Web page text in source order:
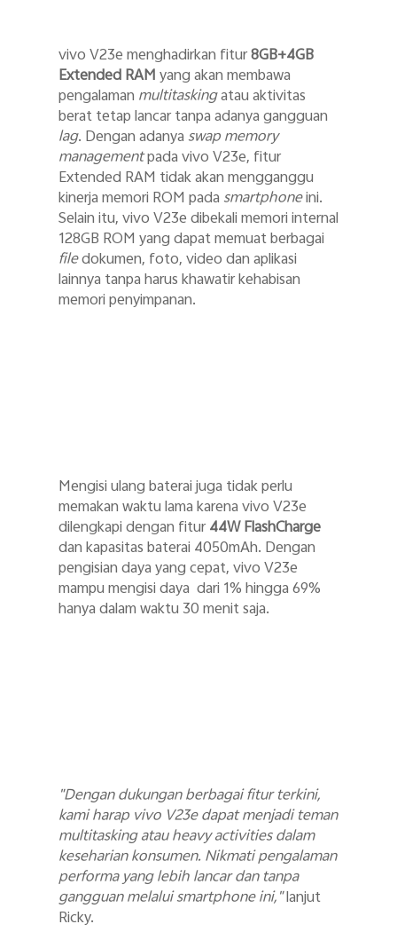
vivo V23e menghadirkan fitur8GB+4GB
Extended RAMyang akan membawa
pengalaman multitaskingatau aktivitas
berat tetap lancar tanpa adanya gangguan
lag. Dengan adanya swap memory
managementpada vivo V23e, fitur
Extended RAM tidak akan mengganggu
kinerja memori ROM pada smartphoneini.
Selain itu, vivo V23e dibekali memori internal
128GB ROM yang dapat memuat berbagai
filedokumen, foto, video dan aplikasi
lainnya tanpa harus khawatir kehabisan
memori penyimpanan.
Mengisi ulang baterai juga tidak perlu
memakan waktu lama karena vivo V23e
dilengkapi dengan fitur44W FlashCharge
dan kapasitas baterai 4050mAh. Dengan
pengisian daya yang cepat, vivo V23e
mampu mengisi daya dari 1% hingga 69%
hanya dalam waktu 30 menit saja.
"Dengan dukungan berbagai fitur terkini,
kami harap vivo V23e dapat menjadi teman
multitasking atau heavy activities dalam
keseharian konsumen. Nikmati pengalaman
performa yang lebih lancar dan tanpa
gangguan melalui smartphone ini,"lanjut
Ricky.